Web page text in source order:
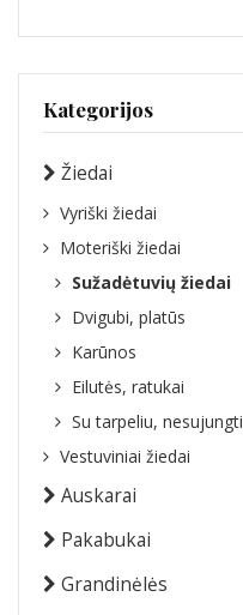
Kategorijos
Žiedai
Vyriški žiedai
Moteriški žiedai
Sužadėtuvių žiedai
Dvigubi, platūs
Karūnos
Eilutės, ratukai
Su tarpeliu, nesujungti
Vestuviniai žiedai
Auskarai
Pakabukai
Grandinėlės